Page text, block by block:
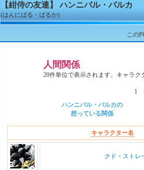
【紺侍の友達】 ハンニバル・バルカ
(はんにばる・ばるか)
この
人間関係
20件単位で表示されます。キャラ
1
ハンニバル・バルカの
想っている関係
キャラクター名
クド・ストレ